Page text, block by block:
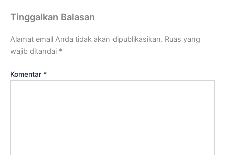
Tinggalkan Balasan
Alamat email Anda tidak akan dipublikasikan. Ruas yang
wajib ditandai *
Komentar *